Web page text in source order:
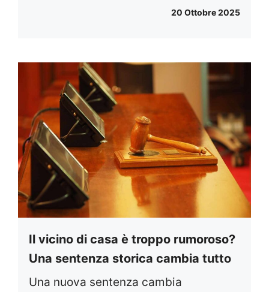
20 Ottobre 2025
Il vicino di casa è troppo rumoroso?
Una sentenza storica cambia tutto
Una nuova sentenza cambia